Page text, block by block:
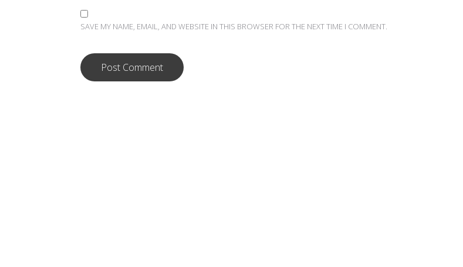
SAVE MY NAME, EMAIL, AND WEBSITE IN THIS BROWSER FOR THE NEXT TIME I COMMENT.